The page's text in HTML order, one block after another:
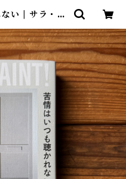
い | サラ・ア
町 漁村の本屋
庫